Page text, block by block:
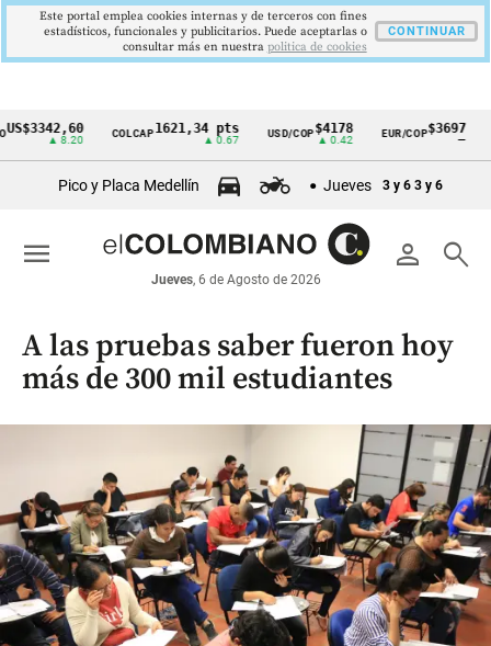
Cintillo
económicos
Colombia
COLCAP1621,34 pts USD/COP$4178
▲ 0.42
EUR/COP$3697
—
Pico y Placa Medellín Jueves 3 y 6 3 y 6
person search
Jueves, 6 de Agosto de 2026
menu
A las pruebas saber fueron hoy
más de 300 mil estudiantes
Este portal emplea cookies internas y de terceros con fines
estadísticos, funcionales y publicitarios. Puede aceptarlas o
consultar más en nuestra politica de cookies
CONTINUAR